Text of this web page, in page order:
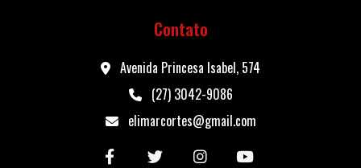
Contato
Avenida Princesa Isabel, 574
(27) 3042-9086
elimarcortes@gmail.com